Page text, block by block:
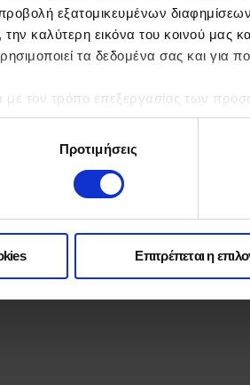
εξατομικευμένων διαφημίσεων
την καλύτερη εικόνα του κοινού μας
τα δεδομένα σας και για
με τον τρόπο επεξεργασίας των
“Λεπτομέρειες”. Μπορείτε να
Προτιμήσεις
Επιτρέπεται η
(CMS)
τις τιμές,
την εμφάνιση
Εμπόριο